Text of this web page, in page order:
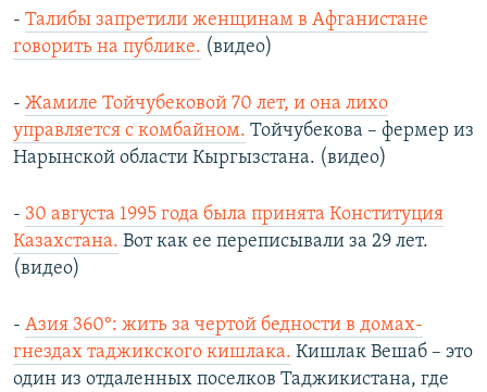
- Талибы запретили женщинам в Афганистане
говорить на публике. (видео)
- Жамиле Тойчубековой 70 лет, и она лихо
управляется с комбайном. Тойчубекова – фермер из
Нарынской области Кыргызстана. (видео)
- 30 августа 1995 года была принята Конституция
Казахстана. Вот как ее переписывали за 29 лет.
(видео)
- Азия 360°: жить за чертой бедности в домах-
гнездах таджикского кишлака. Кишлак Вешаб – это
один из отдаленных поселков Таджикистана, где